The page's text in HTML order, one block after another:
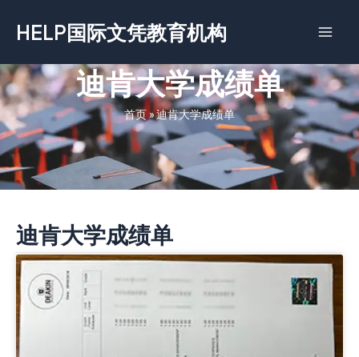
容
HELP国际文凭教育机构
迪肯大学成绩单
首页»迪肯大学成绩单
迪肯大学成绩单